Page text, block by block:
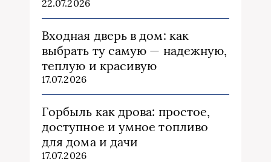
22.07.2026
Входная дверь в дом: как
выбрать ту самую — надежную,
теплую и красивую
17.07.2026
Горбыль как дрова: простое,
доступное и умное топливо
для дома и дачи
17.07.2026